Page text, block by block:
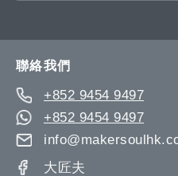
聯絡我們
+852 9454 9497
+852 9454 9497
大匠夫